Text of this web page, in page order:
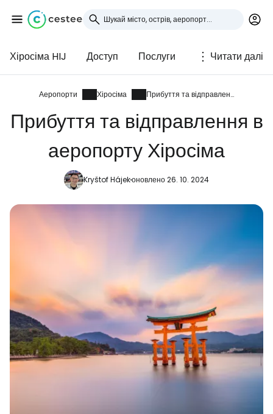
Хіросіма HIJ Доступ Послуги Читати далі
Аеропорти Хіросіма Прибуття та відправлення
Прибуття та відправлення в
аеропорту Хіросіма
Kryštof Hájekоновлено 26. 10. 2024
Увійдіть до Cestee
... світова туристична спільнота
Продовжуйте з Google
Продовжуйте у Facebook